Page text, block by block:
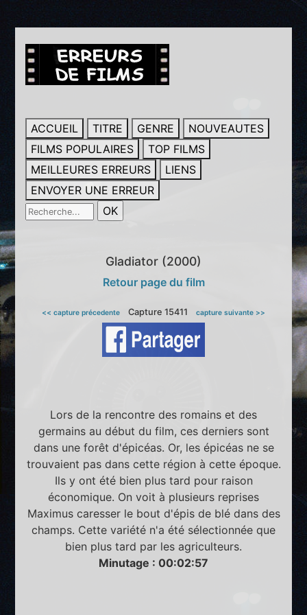
ACCUEIL TITRE GENRE
NOUVEAUTES
FILMS POPULAIRES
TOP FILMS
MEILLEURES ERREURS
LIENS
ENVOYER UNE ERREUR
Gladiator (2000)
Retour page du film
<< capture précedente Capture 15411 capture suivante >>
Lors de la rencontre des romains et des
germains au début du film, ces derniers sont
dans une forêt d'épicéas. Or, les épicéas ne se
trouvaient pas dans cette région à cette époque.
Ils y ont été bien plus tard pour raison
économique. On voit à plusieurs reprises
Maximus caresser le bout d'épis de blé dans des
champs. Cette variété n'a été sélectionnée que
bien plus tard par les agriculteurs.
Minutage : 00:02:57